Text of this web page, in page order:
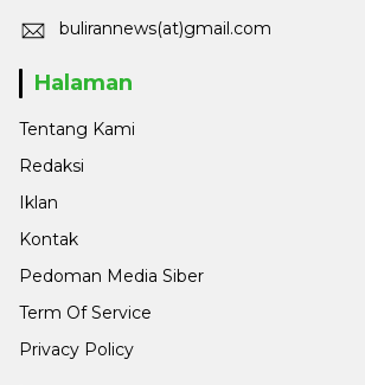
bulirannews(at)gmail.com
Halaman
Tentang Kami
Redaksi
Iklan
Kontak
Pedoman Media Siber
Term Of Service
Privacy Policy